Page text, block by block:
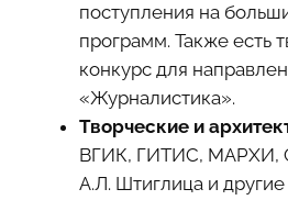
поступления на
программ. Также есть
конкурс для
«Журналистика».
Творческие и
ВГИК, ГИТИС, МАРХИ,
А.Л. Штиглица и